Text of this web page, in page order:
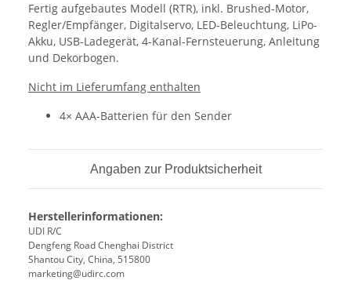
Fertig aufgebautes Modell (RTR), inkl. Brushed-Motor,
Regler/Empfänger, Digitalservo, LED-Beleuchtung, LiPo-
Akku, USB-Ladegerät, 4-Kanal-Fernsteuerung, Anleitung
und Dekorbogen.
Nicht im Lieferumfang enthalten
4× AAA-Batterien für den Sender
Angaben zur Produktsicherheit
Herstellerinformationen:
UDI R/C
Dengfeng Road Chenghai District
Shantou City, China, 515800
marketing@udirc.com